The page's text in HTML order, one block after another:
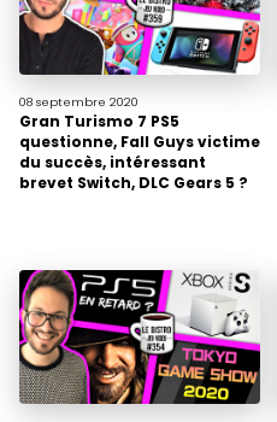
08 septembre 2020
Gran Turismo 7 PS5
questionne, Fall Guys victime
du succès, intéressant
brevet Switch, DLC Gears 5 ?